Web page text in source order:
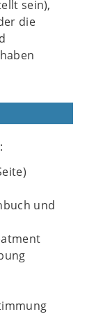
sein),
die
und